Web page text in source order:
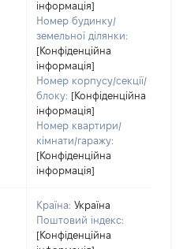
інформація]
Номер будинку/
земельної ділянки:
[Конфіденційна
інформація]
Номер корпусу/секції/
блоку: [Конфіденційна
інформація]
Номер квартири/
кімнати/гаражу:
[Конфіденційна
інформація]
Країна: Україна
Поштовий індекс:
[Конфіденційна